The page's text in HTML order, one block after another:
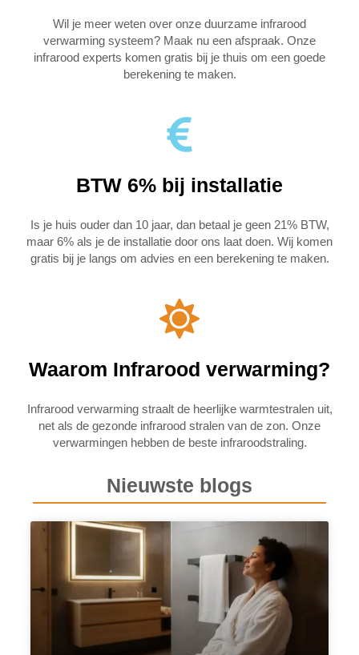
Wil je meer weten over onze duurzame infrarood
verwarming systeem? Maak nu een afspraak. Onze
infrarood experts komen gratis bij je thuis om een goede
berekening te maken.
BTW 6% bij installatie
Is je huis ouder dan 10 jaar, dan betaal je geen 21% BTW,
maar 6% als je de installatie door ons laat doen. Wij komen
gratis bij je langs om advies en een berekening te maken.
Waarom Infrarood verwarming?
Infrarood verwarming straalt de heerlijke warmtestralen uit,
net als de gezonde infrarood stralen van de zon. Onze
verwarmingen hebben de beste infraroodstraling.
Nieuwste blogs